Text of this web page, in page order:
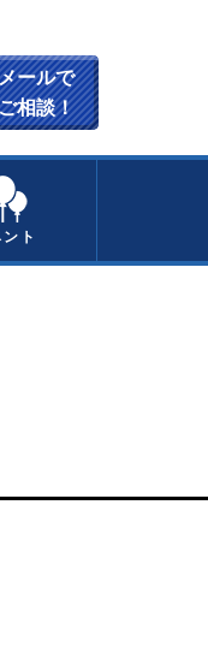
ールで
相談！
ト